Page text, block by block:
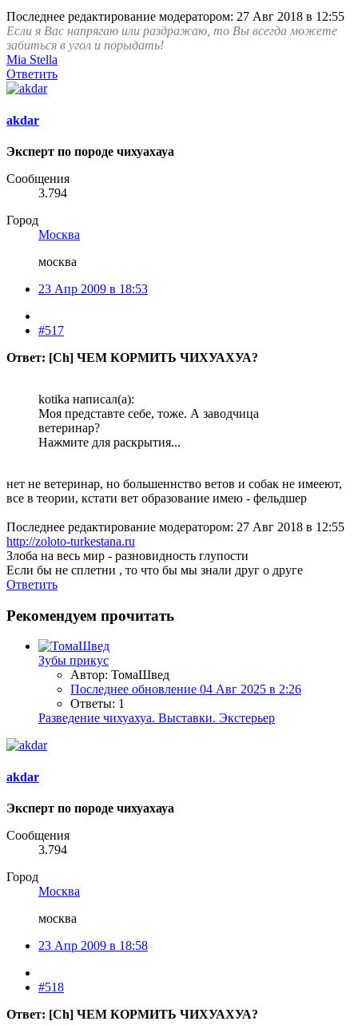
Последнее редактирование модератором: 27 Авг 2018 в 12:55
Если я Вас напрягаю или раздражаю, то Вы всегда можете
забиться в угол и порыдать!
Mia Stella
Ответить
akdar
Эксперт по породе чихуахауа
Сообщения
3.794
Город
Москва
москва
23 Апр 2009 в 18:53
#517
Ответ: [Ch] ЧЕМ КОРМИТЬ ЧИХУАХУА?
kotika написал(а):
Моя представте себе, тоже. А заводчица
ветеринар?
Нажмите для раскрытия...
нет не ветеринар, но большеннство ветов и собак не имееют,
все в теории, кстати вет образование имею - фельдшер
Последнее редактирование модератором: 27 Авг 2018 в 12:55
http://zoloto-turkestana.ru
Злоба на весь мир - разновидность глупости
Если бы не сплетни , то что бы мы знали друг о друге
Ответить
Рекомендуем прочитать
Зубы прикус
Автор: ТомаШвед
Последнее обновление 04 Авг 2025 в 2:26
Ответы: 1
Разведение чихуахуа. Выставки. Экстерьер
akdar
Эксперт по породе чихуахауа
Сообщения
3.794
Город
Москва
москва
23 Апр 2009 в 18:58
#518
Ответ: [Ch] ЧЕМ КОРМИТЬ ЧИХУАХУА?